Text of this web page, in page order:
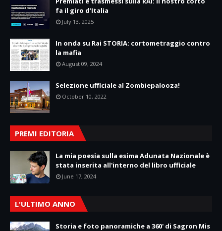
fa il giro d’Italia
July 13, 2025
In onda su Rai STORIA: cortometraggio contro
la mafia
August 09, 2024
Selezione ufficiale al Zombiepalooza!
October 10, 2022
PREMI EDITORIA
La mia poesia sulla esima Adunata Nazionale è
stata inserita all'interno del libro ufficiale
June 17, 2024
L'ULTIMO ANNO
Storia e foto panoramiche a 360' di Sagron Mis